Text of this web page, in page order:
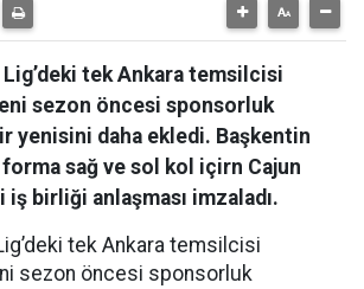
tek Ankara temsilcisi
sezon öncesi sponsorluk
yenisini daha ekledi. Başkentin
forma sağ ve sol kol içirn Cajun
birliği anlaşması imzaladı.
tek Ankara temsilcisi
sezon öncesi sponsorluk